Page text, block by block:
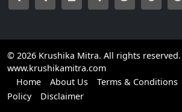
© 2026 Krushika Mitra. All rights reserved.
www.krushikamitra.com
Home
About Us Terms & Conditions
Policy
Disclaimer